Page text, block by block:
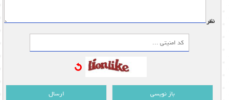
نظر:
ارسال باز نویسی